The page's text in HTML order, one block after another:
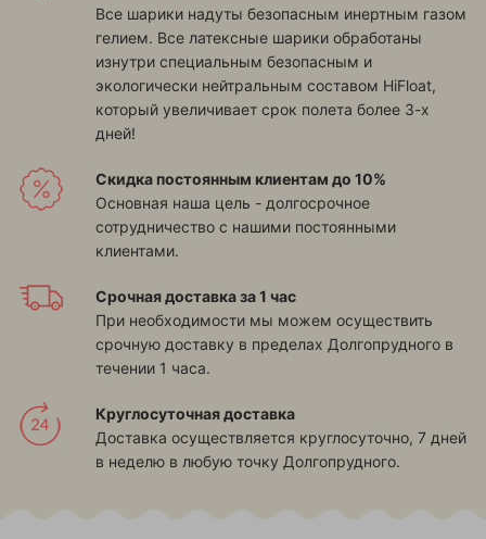
Все шарики надуты безопасным инертным газом
гелием. Все латексные шарики обработаны
изнутри специальным безопасным и
экологически нейтральным составом HiFloat,
который увеличивает срок полета более 3-х
дней!
Скидка постоянным клиентам до 10%
Основная наша цель - долгосрочное
сотрудничество с нашими постоянными
клиентами.
Срочная доставка за 1 час
При необходимости мы можем осуществить
срочную доставку в пределах Долгопрудного в
течении 1 часа.
Круглосуточная доставка
Доставка осуществляется круглосуточно, 7 дней
в неделю в любую точку Долгопрудного.